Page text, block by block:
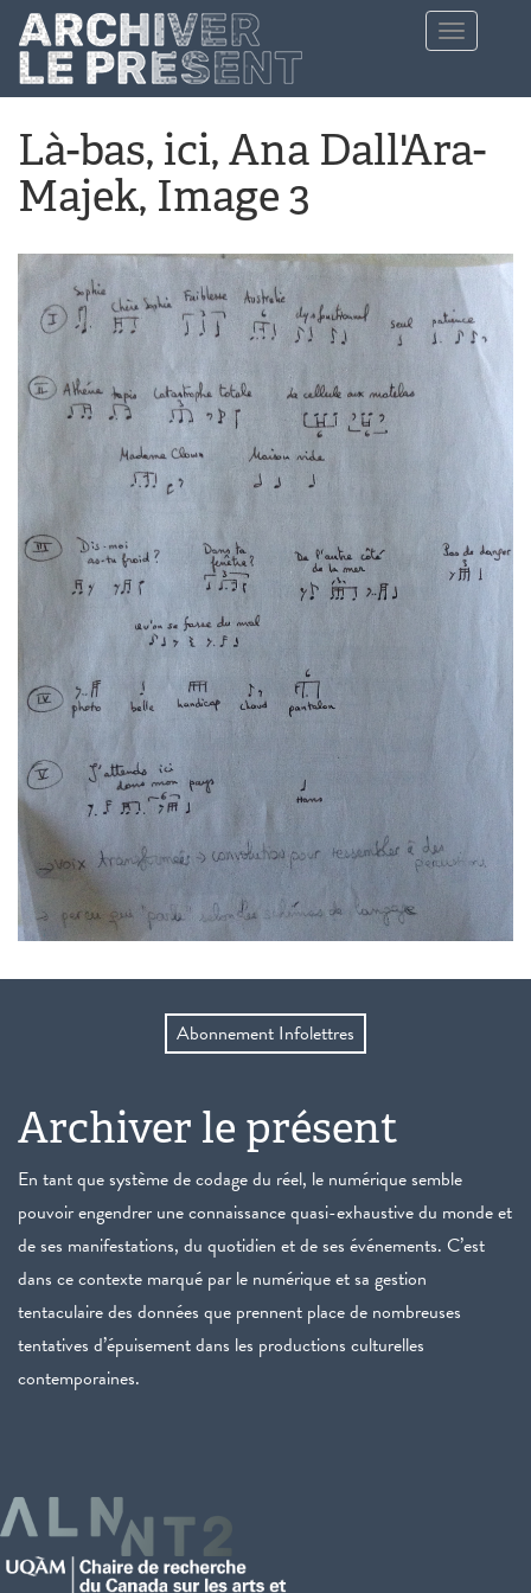
Aller au contenu principal
Toggle
navigation
Là-bas, ici, Ana Dall'Ara-
Majek, Image 3
Abonnement Infolettres
Archiver le présent
En tant que système de codage du réel, le numérique semble
pouvoir engendrer une connaissance quasi-exhaustive du monde et
de ses manifestations, du quotidien et de ses événements. C’est
dans ce contexte marqué par le numérique et sa gestion
tentaculaire des données que prennent place de nombreuses
tentatives d’épuisement dans les productions culturelles
contemporaines.